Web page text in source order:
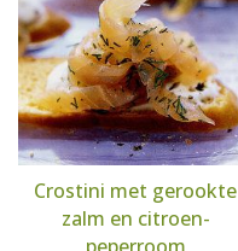
Crostini met gerookte
zalm en citroen-